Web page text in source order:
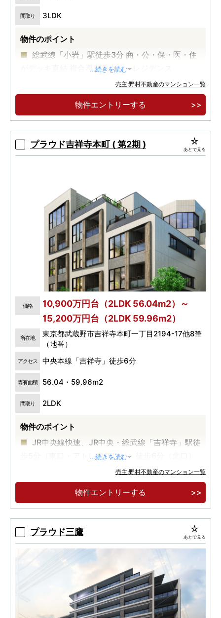
間取り 3LDK
物件のポイント
総武線「小岩」駅徒歩3分 商・公・保・医・住
がデッキ直結 複合再開発タワーレジデンス
総武線「小岩」駅徒歩3分でありながら、南面
に住居系地域が広がり開放的な立地ポジション
...続きを読む
売主:野村不動産のマンション一覧
物件エントリーする
プラウド吉祥寺本町 ( 第2期 ) あとで見る
価格
10,900万円台（2LDK 56.04m2）～
15,200万円台（2LDK 59.96m2）
所在地
東京都武蔵野市吉祥寺本町一丁目2194-17他8筆
（地番）
アクセス 中央本線「吉祥寺」徒歩6分
専有面積 56.04・59.96m2
間取り 2LDK
物件のポイント
JR中央線快速、JR中央・総武線「吉祥寺」駅徒
歩5分（東口・アトレ東館口）、徒歩6分（北口）
全36邸/低層プライベートレジデンス/２LDK中
心
...続きを読む
売主:野村不動産のマンション一覧
物件エントリーする
プラウド三鷹 あとで見る